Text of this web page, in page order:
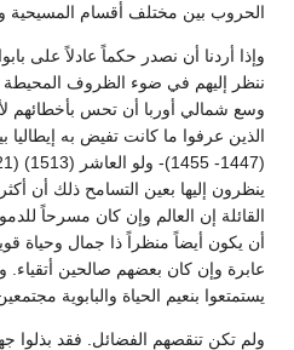
الحروب بين مختلف أقسام
وإذا أردنا أن نصدر حكماً عادلاً على
ننظر إليهم في ضوء الظروف المحيطة
وسع شمالي أوربا أن تحس بأخطائهم
الذين عرفوا ما كانت تفيض به
ينظرون إليها بعين التسامح ذلك أن
القائلة إن العالم وإن كان مسرحاً
أن يكون أيضاً منظراً ذا جمال وحياة
عابرة وإن كان بعضهم صالحين أتقياء.
يستمتعوا بنعيم الحياة والبابوية
ولم تكن تنقصهم الفضائل. فقد